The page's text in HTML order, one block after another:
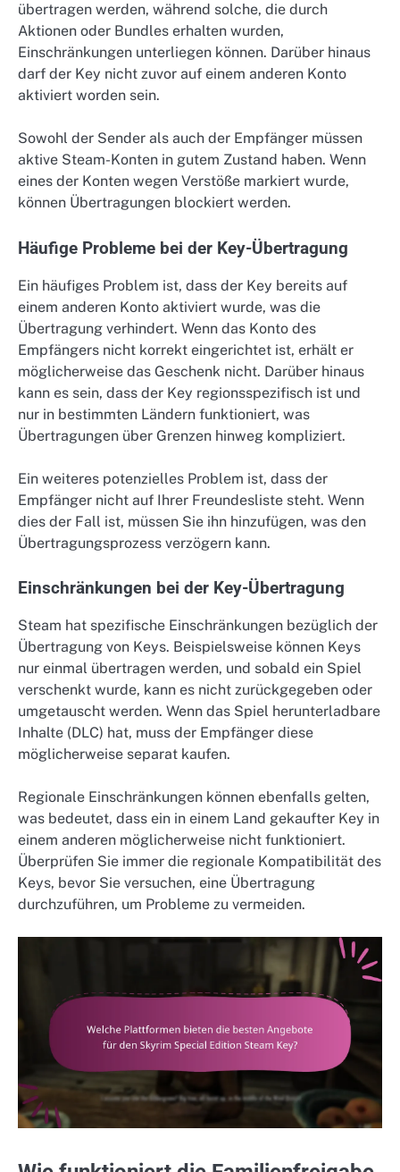
übertragen werden, während solche, die durch
Aktionen oder Bundles erhalten wurden,
Einschränkungen unterliegen können. Darüber hinaus
darf der Key nicht zuvor auf einem anderen Konto
aktiviert worden sein.
Sowohl der Sender als auch der Empfänger müssen
aktive Steam-Konten in gutem Zustand haben. Wenn
eines der Konten wegen Verstöße markiert wurde,
können Übertragungen blockiert werden.
Häufige Probleme bei der Key-Übertragung
Ein häufiges Problem ist, dass der Key bereits auf
einem anderen Konto aktiviert wurde, was die
Übertragung verhindert. Wenn das Konto des
Empfängers nicht korrekt eingerichtet ist, erhält er
möglicherweise das Geschenk nicht. Darüber hinaus
kann es sein, dass der Key regionsspezifisch ist und
nur in bestimmten Ländern funktioniert, was
Übertragungen über Grenzen hinweg kompliziert.
Ein weiteres potenzielles Problem ist, dass der
Empfänger nicht auf Ihrer Freundesliste steht. Wenn
dies der Fall ist, müssen Sie ihn hinzufügen, was den
Übertragungsprozess verzögern kann.
Einschränkungen bei der Key-Übertragung
Steam hat spezifische Einschränkungen bezüglich der
Übertragung von Keys. Beispielsweise können Keys
nur einmal übertragen werden, und sobald ein Spiel
verschenkt wurde, kann es nicht zurückgegeben oder
umgetauscht werden. Wenn das Spiel herunterladbare
Inhalte (DLC) hat, muss der Empfänger diese
möglicherweise separat kaufen.
Regionale Einschränkungen können ebenfalls gelten,
was bedeutet, dass ein in einem Land gekaufter Key in
einem anderen möglicherweise nicht funktioniert.
Überprüfen Sie immer die regionale Kompatibilität des
Keys, bevor Sie versuchen, eine Übertragung
durchzuführen, um Probleme zu vermeiden.